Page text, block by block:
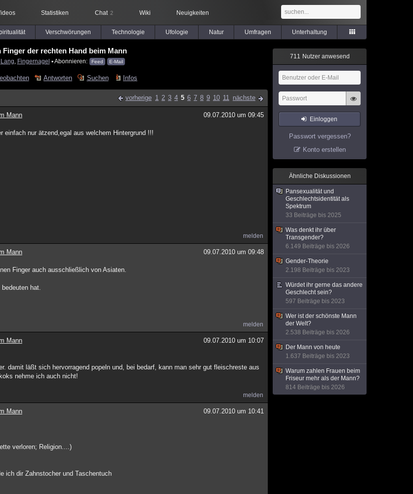
Statistiken Chat 2 Wiki Neuigkeiten
Verschwörungen Technologie Ufologie Natur Umfragen Unterhaltung
der rechten Hand beim Mann
Lang Fingernagel ▪ Abonnieren: Feed E-Mail
Antworten Suchen Infos
vorherige 1 2 3 4 5 6 7 8 9 10 11 nächste
Mann 09.07.2010 um 09:45
einfach nur ätzend,egal aus welchem Hintergrund !!!
melden
Mann 09.07.2010 um 09:48
Finger auch ausschließlich von Asiaten.
hat.
melden
Mann 09.07.2010 um 10:07
damit läßt sich hervorragend popeln und, bei bedarf, kann man sehr gut fleischreste aus
nehme ich auch nicht!
melden
Mann 09.07.2010 um 10:41
verloren; Religion....)
ich dir Zahnstocher und Taschentuch
711 Nutzer anwesend
Einloggen
Passwort vergessen?
Konto erstellen
Ähnliche Diskussionen
Pansexualität und
Geschlechtsidentität als
Spektrum
33 Beiträge bis 2025
Was denkt ihr über
Transgender?
6.149 Beiträge bis 2026
Gender-Theorie
2.198 Beiträge bis 2023
Würdet ihr gerne das andere
Geschlecht sein?
597 Beiträge bis 2023
Wer ist der schönste Mann
der Welt?
2.538 Beiträge bis 2026
Der Mann von heute
1.637 Beiträge bis 2023
Warum zahlen Frauen beim
Friseur mehr als der Mann?
814 Beiträge bis 2026